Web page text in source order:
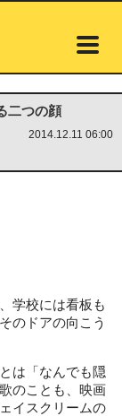
二つの顔
2014.12.11 06:00
学校には看板も
のドアの向こう
は「なんでも隠
のことも、映画
イスクリームの